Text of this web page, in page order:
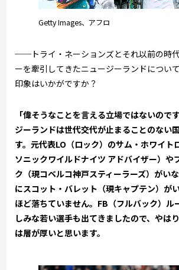
Getty Images、アフロ
──トライ・ネーションズとそれ以前の時
ーを牽引してきたニュージーランドについ
印象はいかがですか？
「偉そうなことを言える立場ではないので
ジーランドは世代交代が止まることのない
す。元代表LO（ロック）のサム・ホワイト
ソニックワイルドナイツ アドバイザー）や
ク（現コベルコ神戸スティーラーズ）がい
にスコット・バレット（現キャプテン）が
ほど落ちていません。FB（フルバック）ル
しみな若い選手も出てきましたので、やは
は層が厚いと思います。